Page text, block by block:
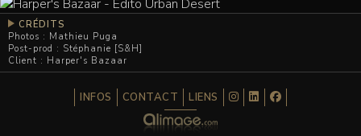
CRÉDITS
Photos : Mathieu Puga
Post-prod : Stéphanie [S&H]
Client : Harper's Bazaar
INFOS CONTACT LIENS